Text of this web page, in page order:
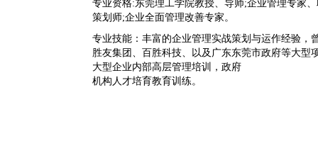
专业资格:东莞理工学院教授、导师;企业管理专家
策划师;企业全面管理改善专家。
专业技能：丰富的企业管理实战策划与运作经验，
胜友集团、百胜科技、以及广东东莞市政府等大型
大型企业内部高层管理培训，政府
机构人才培育教育训练。